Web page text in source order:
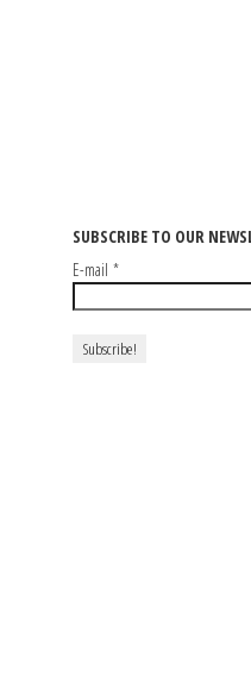
SUBSCRIBE TO OUR
E-mail *